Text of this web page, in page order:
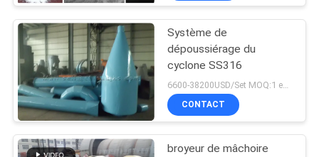
Système de
dépoussiérage du
cyclone SS316
CONTACT
broyeur de mâchoire